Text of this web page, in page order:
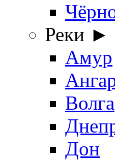
Реки ►
Амур
Волга
Дон